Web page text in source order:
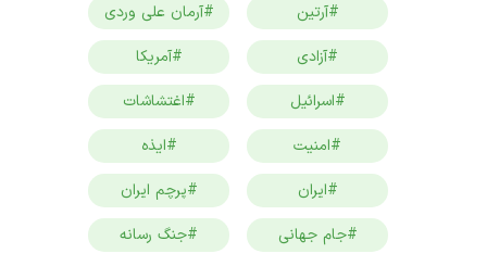
#آرتین
#آرمان علی وردی
#آزادی
#آمریکا
#اسرائیل
#اغتشاشات
#امنیت
#ایذه
#ایران
#پرچم ایران
#جام جهانی
#جنگ رسانه